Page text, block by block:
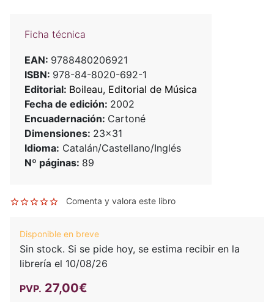
Ficha técnica
EAN: 9788480206921
ISBN: 978-84-8020-692-1
Editorial: Boileau, Editorial de Música
Fecha de edición: 2002
Encuadernación: Cartoné
Dimensiones: 23x31
Idioma: Catalán/Castellano/Inglés
Nº páginas: 89
Comenta y valora este libro
Disponible en breve
Sin stock. Si se pide hoy, se estima recibir en la
librería el 10/08/26
PVP. 27,00€